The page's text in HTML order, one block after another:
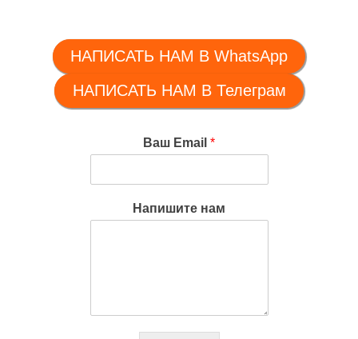
НАПИСАТЬ НАМ В WhatsApp
НАПИСАТЬ НАМ В Телеграм
Ваш Email *
Напишите нам